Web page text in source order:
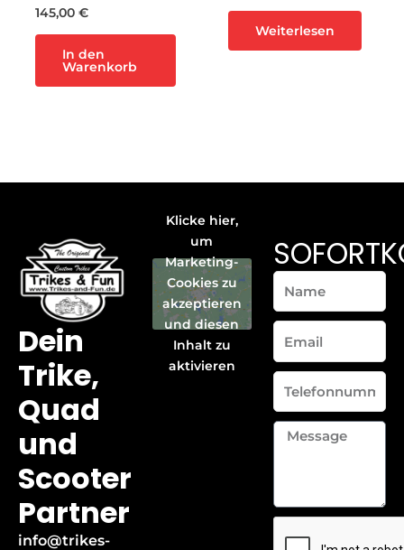
145,00€
In den
Warenkorb
Weiterlesen
Dein
Trike,
Quad
und
Scooter
Partner
info@trikes-
Klicke hier,
um
Marketing-
Cookies zu
akzeptieren
und diesen
Inhalt zu
aktivieren
Name
Telefonnummer
Message